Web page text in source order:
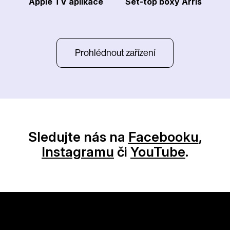
Prohlédnout zařízení
Sledujte nás na Facebooku,
Instagramu či YouTube.